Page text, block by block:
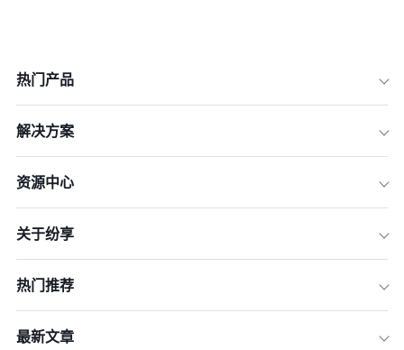
热门产品
解决方案
资源中心
关于纷享
热门推荐
最新文章